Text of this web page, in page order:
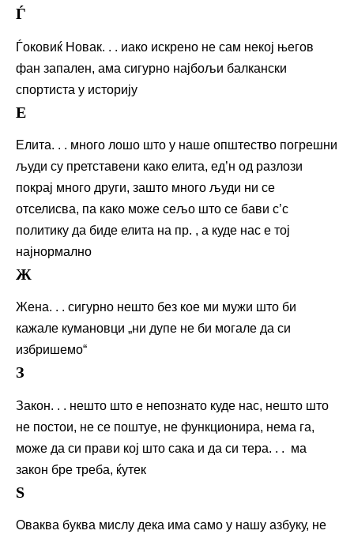
Ѓ
Ѓоковиќ Новак. . . иако искрено не сам некој његов
фан запален, ама сигурно најбољи балкански
спортиста у историју
Е
Елита. . . много лошо што у наше општество погрешни
људи су претставени како елита, ед’н од разлози
покрај много други, зашто много људи ни се
отселисва, па како може сељо што се бави с’с
политику да биде елита на пр. , а куде нас е тој
најнормално
Ж
Жена. . . сигурно нешто без кое ми мужи што би
кажале кумановци „ни дупе не би могале да си
избришемо“
З
Закон. . . нешто што е непознато куде нас, нешто што
не постои, не се поштуе, не функционира, нема га,
може да си прави кој што сака и да си тера. . . ма
закон бре треба, ќутек
Ѕ
Оваква буква мислу дека има само у нашу азбуку, не